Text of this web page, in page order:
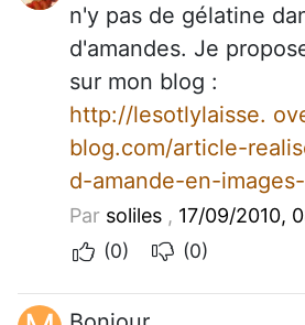
n'y pas de gélatine
d'amandes. Je
sur mon blog :
http://lesotlylaisse.
blog.com/article-
d-amande-en-
Par soliles , 17/09/2010,
(0)
(0)